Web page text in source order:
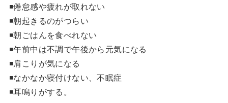
◾倦怠感や疲れが取れない
◾朝起きるのがつらい
◾朝ごはんを食べれない
◾午前中は不調で午後から元気になる
◾肩こりが気になる
◾なかなか寝付けない、不眠症
◾耳鳴りがする。